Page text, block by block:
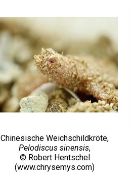
Chinesische Weichschildkröte,
Pelodiscus sinensis,
© Robert Hentschel
(www.chrysemys.com)